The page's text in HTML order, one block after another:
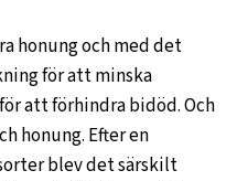
honung och med det
för att minska
att förhindra bidöd. Och
honung. Efter en
blev det särskilt